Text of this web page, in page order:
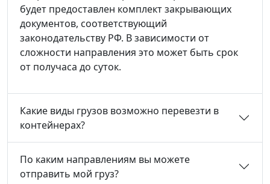
будет предоставлен комплект закрывающих
документов, соответствующий
законодательству РФ. В зависимости от
сложности направления это может быть срок
от получаса до суток.
Какие виды грузов возможно перевезти в
контейнерах?
По каким направлениям вы можете
отправить мой груз?